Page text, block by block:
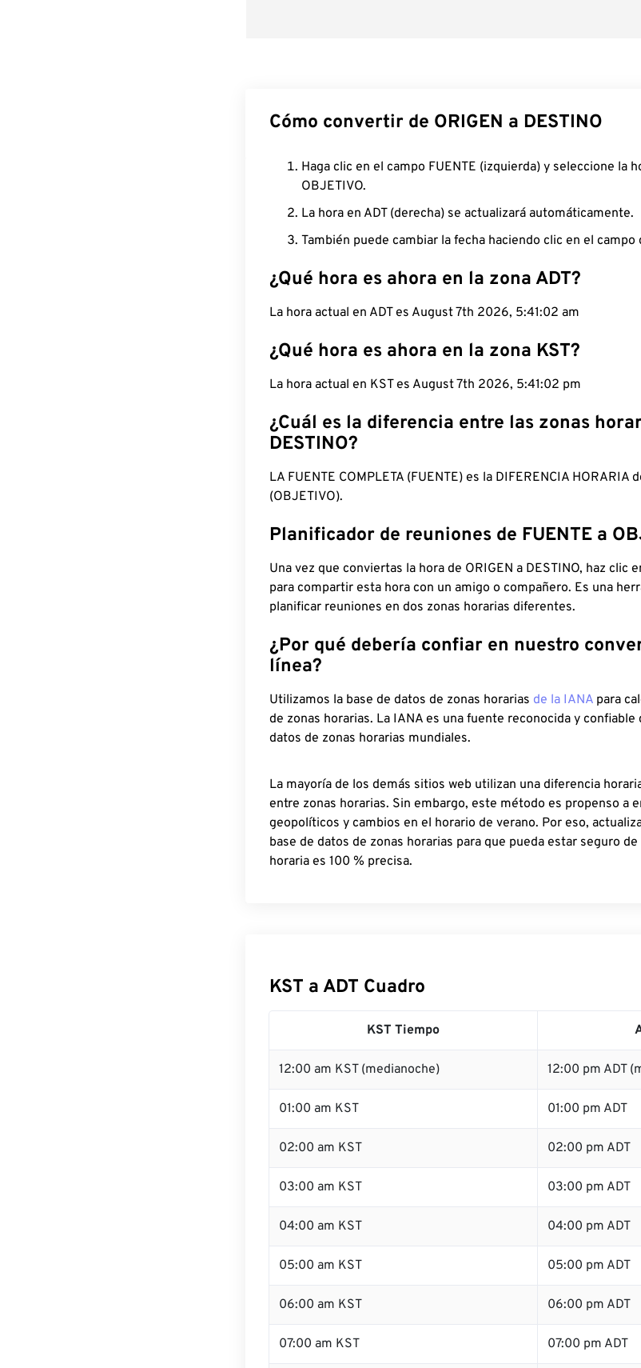
Cómo convertir de ORIGEN a DESTINO
Haga clic en el campo FUENTE (izquierda) y seleccione la
OBJETIVO.
La hora en ADT (derecha) se actualizará automáticamente.
También puede cambiar la fecha haciendo clic en el campo
¿Qué hora es ahora en la zona ADT?
La hora actual en ADT es August 7th 2026, 5:41:03 am
¿Qué hora es ahora en la zona KST?
La hora actual en KST es August 7th 2026, 5:41:03 pm
¿Cuál es la diferencia entre las zonas
DESTINO?
LA FUENTE COMPLETA (FUENTE) es la DIFERENCIA HORARIA
(OBJETIVO).
Planificador de reuniones de FUENTE a
Una vez que conviertas la hora de ORIGEN a DESTINO, haz clic
para compartir esta hora con un amigo o compañero. Es una
planificar reuniones en dos zonas horarias diferentes.
¿Por qué debería confiar en nuestro
línea?
Utilizamos la base de datos de zonas horarias de la IANA para
de zonas horarias. La IANA es una fuente reconocida y
datos de zonas horarias mundiales.
La mayoría de los demás sitios web utilizan una diferencia
entre zonas horarias. Sin embargo, este método es propenso a
geopolíticos y cambios en el horario de verano. Por eso,
base de datos de zonas horarias para que pueda estar seguro
horaria es 100 % precisa.
KST a ADT Cuadro
KST Tiempo
12:00 am KST (medianoche) 12:00 pm ADT
01:00 am KST 01:00 pm ADT
02:00 am KST 02:00 pm ADT
03:00 am KST 03:00 pm ADT
04:00 am KST 04:00 pm ADT
05:00 am KST 05:00 pm ADT
06:00 am KST 06:00 pm ADT
07:00 am KST 07:00 pm ADT